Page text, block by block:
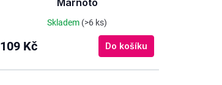
Marnoto
Skladem (>6 ks)
109 Kč Do košíku